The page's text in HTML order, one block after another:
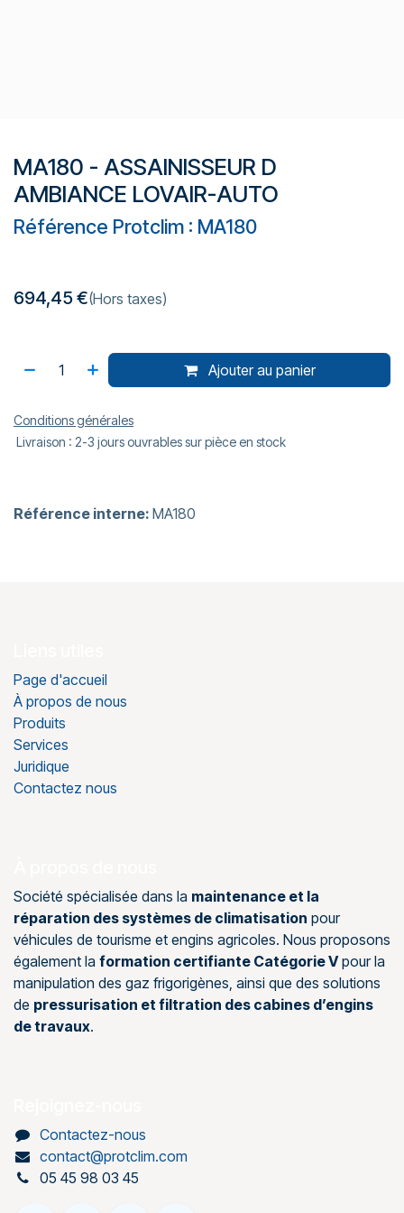
MA180 - ASSAINISSEUR D
AMBIANCE LOVAIR-AUTO
Référence Protclim : MA180
694,45€(Hors taxes)
Ajouter au panier
Conditions générales
Livraison : 2-3 jours ouvrables sur pièce en stock
Référence interne: MA180
Page d'accueil
À propos de nous
Produits
Services
Juridique
Contactez nous
Société spécialisée dans la maintenance et la
réparation des systèmes de climatisation pour
véhicules de tourisme et engins agricoles. Nous proposons
également la formation certifiante Catégorie Vpour la
manipulation des gaz frigorigènes, ainsi que des solutions
de pressurisation et filtration des cabines d’engins
de travaux.
Contactez-nous
contact@protclim.com
05 45 98 03 45